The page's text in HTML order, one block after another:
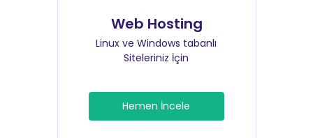
Web Hosting
Linux ve Windows tabanlı
Siteleriniz İçin
Hemen İncele